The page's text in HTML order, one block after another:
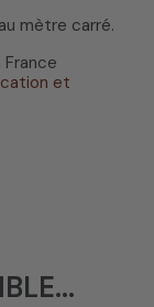
mètre carré.
et